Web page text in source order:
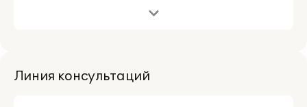
Линия консультаций
партнеров-франчайзи, разработчика и
Пользователи, активировавшие 1С:КП